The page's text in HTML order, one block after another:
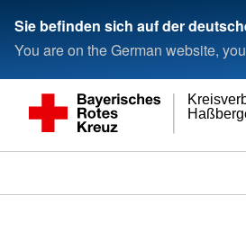
Sie befinden sich auf der
You are on the German website,